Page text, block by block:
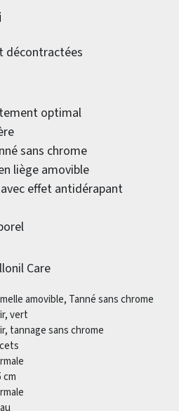
décontractées
optimal
sans chrome
liège amovible
effet antidérapant
Care
amovible, Tanné sans chrome
vert
tannage sans chrome
cm